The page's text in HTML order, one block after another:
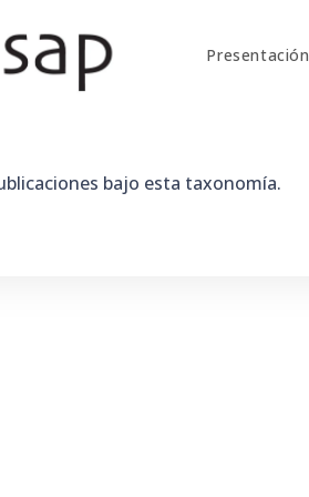
Presentación
bajo esta taxonomía.